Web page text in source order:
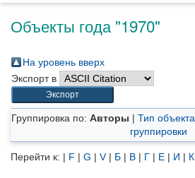
Объекты года "1970"
На уровень вверх
Экспорт в
Группировка по: Авторы | Тип объекта
группировки
Перейти к: | F | G | V| Б | В | Г | Е | И | К